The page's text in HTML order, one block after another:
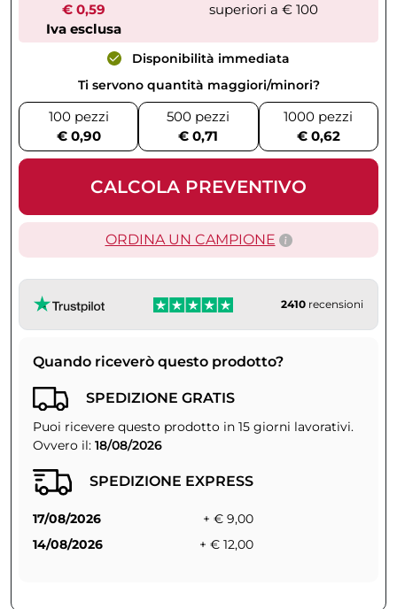
€ 0,59
Iva esclusa
superiori a € 100
Disponibilità immediata
Ti servono quantità maggiori/minori?
100 pezzi
€ 0,90
500 pezzi
€ 0,71
1000 pezzi
€ 0,62
CALCOLA PREVENTIVO
ORDINA UN CAMPIONE
2410 recensioni
Quando riceverò questo prodotto?
SPEDIZIONE GRATIS
Puoi ricevere questo prodotto in 15 giorni lavorativi.
Ovvero il: 18/08/2026
SPEDIZIONE EXPRESS
17/08/2026
+ € 9,00
14/08/2026
+ € 12,00